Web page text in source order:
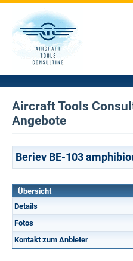
Aircraft Tools
Angebote
Beriev BE-103
Übersicht
Details
Fotos
Kontakt zum Anbieter